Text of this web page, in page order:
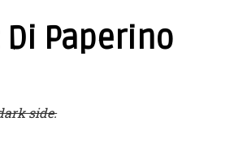
Di Paperino
side.